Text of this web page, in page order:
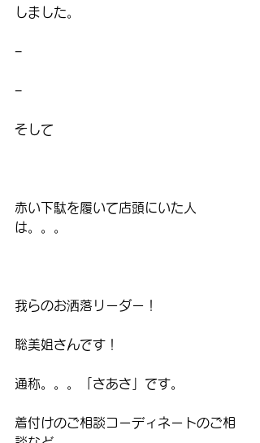
しました。
−
−
そして
赤い下駄を履いて店頭にいた人
は。。。
我らのお洒落リーダー！
聡美姐さんです！
通称。。。「さあさ」です。
着付けのご相談コーディネートのご相